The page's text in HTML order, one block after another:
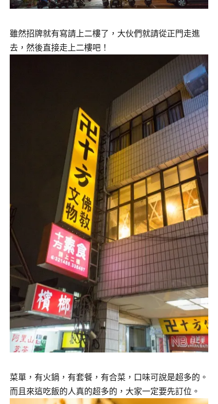
雖然招牌就有寫請上二樓了，大伙們就請從正門走進
去，然後直接走上二樓吧！
菜單，有火鍋，有套餐，有合菜，口味可說是超多的。
而且來這吃飯的人真的超多的，大家一定要先訂位。